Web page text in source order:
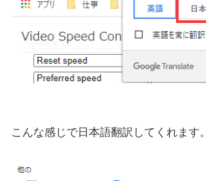
こんな感じで日本語翻訳してくれます。